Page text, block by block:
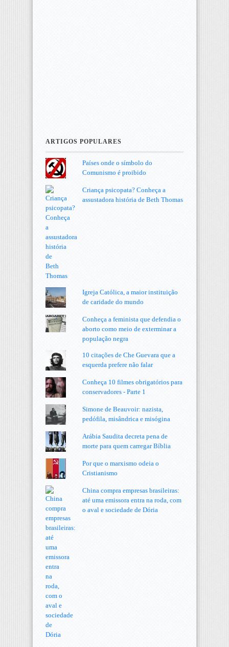
ARTIGOS POPULARES
Países onde o símbolo do
Comunismo é proibido
Criança psicopata? Conheça a
assustadora história de Beth Thomas
Igreja Católica, a maior instituição
de caridade do mundo
Conheça a feminista que defendia o
aborto como meio de exterminar a
população negra
10 citações de Che Guevara que a
esquerda prefere não falar
Conheça 10 filmes obrigatórios para
conservadores - Parte 1
Simone de Beauvoir: nazista,
pedófila, misândrica e misógina
Arábia Saudita decreta pena de
morte para quem carregar Bíblia
Por que o marxismo odeia o
Cristianismo
China compra empresas brasileiras:
até uma emissora entra na roda, com
o aval e sociedade de Dória